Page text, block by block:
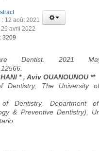
12 août 2021
avril 2022
3209
Dentist. 2021
* , Aviv OUANOUNOU **
Dentistry, The University
Dentistry, Department
& Preventive Dentistry),